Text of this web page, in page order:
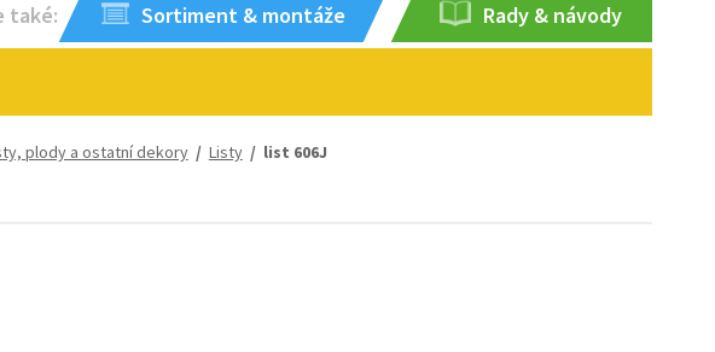
také: Sortiment & montáže Rady & návody
plody a ostatní dekory/ Listy/ list 606J